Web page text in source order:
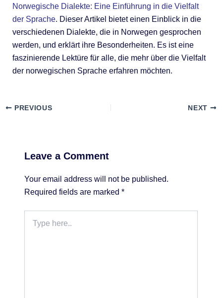
Norwegische Dialekte: Eine Einführung in die Vielfalt
der Sprache. Dieser Artikel bietet einen Einblick in die
verschiedenen Dialekte, die in Norwegen gesprochen
werden, und erklärt ihre Besonderheiten. Es ist eine
faszinierende Lektüre für alle, die mehr über die Vielfalt
der norwegischen Sprache erfahren möchten.
PREVIOUS NEXT
Leave a Comment
Your email address will not be published.
Required fields are marked *
here..